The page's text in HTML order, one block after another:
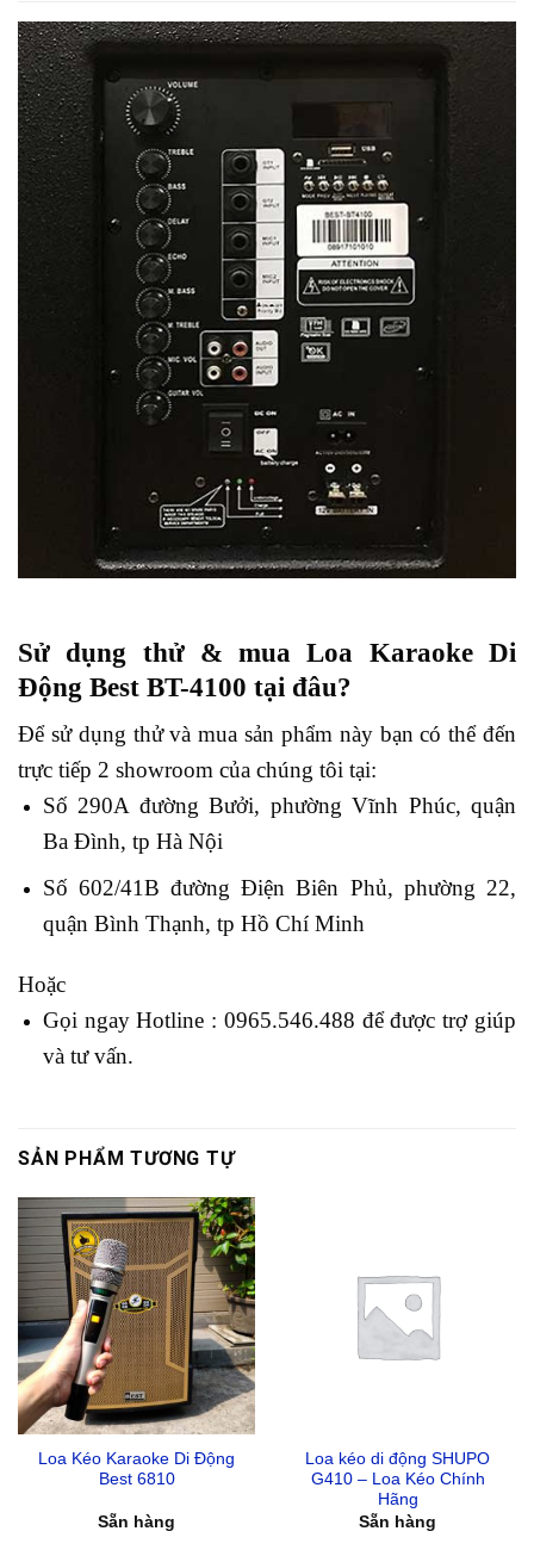
Sử dụng thử & mua Loa Karaoke Di
Động Best BT-4100 tại đâu?
Để sử dụng thử và mua sản phẩm này bạn có thể đến
trực tiếp 2 showroom của chúng tôi tại:
Số 290A đường Bưởi, phường Vĩnh Phúc, quận
Ba Đình, tp Hà Nội
Số 602/41B đường Điện Biên Phủ, phường 22,
quận Bình Thạnh, tp Hồ Chí Minh
Hoặc
Gọi ngay Hotline : 0965.546.488 để được trợ giúp
và tư vấn.
SẢN PHẨM TƯƠNG TỰ
Loa Kéo Karaoke Di Động
Best 6810
Sẵn hàng
Loa kéo di động SHUPO
G410 – Loa Kéo Chính
Hãng
Sẵn hàng